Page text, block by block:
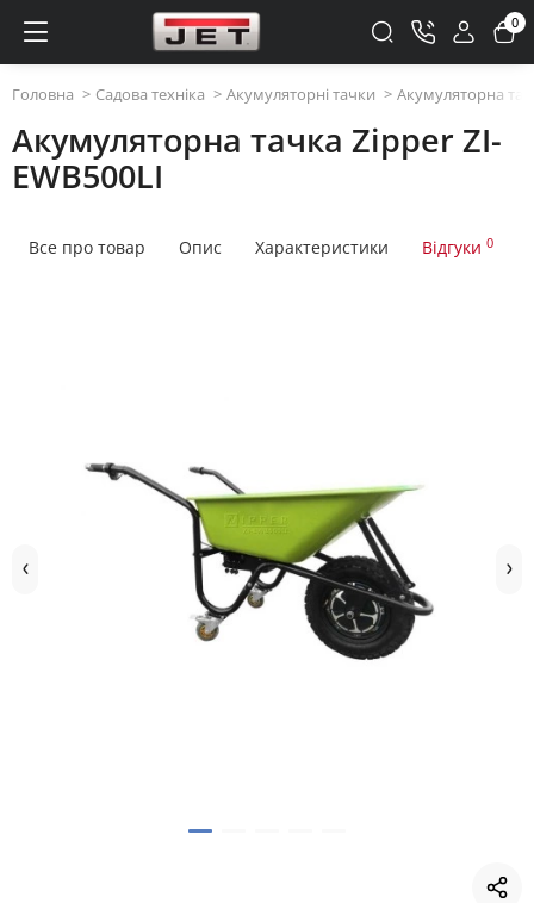
0
Головна Садова техніка Акумуляторні тачки Акумуляторна
Акумуляторна тачка Zipper ZI-
EWB500LI
Все про товар Опис Характеристики Відгуки 0